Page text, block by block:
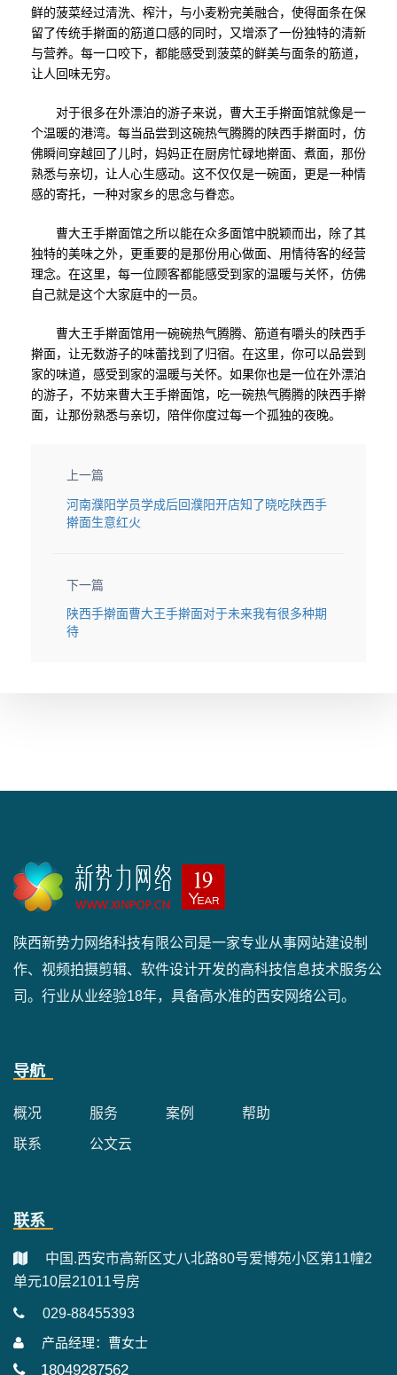
鲜的菠菜经过清洗、榨汁，与小麦粉完美融合，使得面条在保
留了传统手擀面的筋道口感的同时，又增添了一份独特的清新
与营养。每一口咬下，都能感受到菠菜的鲜美与面条的筋道，
让人回味无穷。
对于很多在外漂泊的游子来说，曹大王手擀面馆就像是一
个温暖的港湾。每当品尝到这碗热气腾腾的陕西手擀面时，仿
佛瞬间穿越回了儿时，妈妈正在厨房忙碌地擀面、煮面，那份
熟悉与亲切，让人心生感动。这不仅仅是一碗面，更是一种情
感的寄托，一种对家乡的思念与眷恋。
曹大王手擀面馆之所以能在众多面馆中脱颖而出，除了其
独特的美味之外，更重要的是那份用心做面、用情待客的经营
理念。在这里，每一位顾客都能感受到家的温暖与关怀，仿佛
自己就是这个大家庭中的一员。
曹大王手擀面馆用一碗碗热气腾腾、筋道有嚼头的陕西手
擀面，让无数游子的味蕾找到了归宿。在这里，你可以品尝到
家的味道，感受到家的温暖与关怀。如果你也是一位在外漂泊
的游子，不妨来曹大王手擀面馆，吃一碗热气腾腾的陕西手擀
面，让那份熟悉与亲切，陪伴你度过每一个孤独的夜晚。
上一篇
河南濮阳学员学成后回濮阳开店知了晓吃陕西手
擀面生意红火
下一篇
陕西手擀面曹大王手擀面对于未来我有很多种期
待
陕西新势力网络科技有限公司是一家专业从事网站建设制
作、视频拍摄剪辑、软件设计开发的高科技信息技术服务公
司。行业从业经验18年，具备高水准的西安网络公司。
导航
概况 服务 案例 帮助
联系 公文云
联系
中国.西安市高新区丈八北路80号爱博苑小区第11幢2
单元10层21011号房
029-88455393
产品经理：曹女士
18049287562